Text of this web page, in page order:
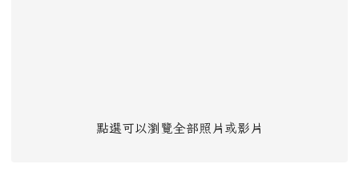
點選可以瀏覽全部照片或影片